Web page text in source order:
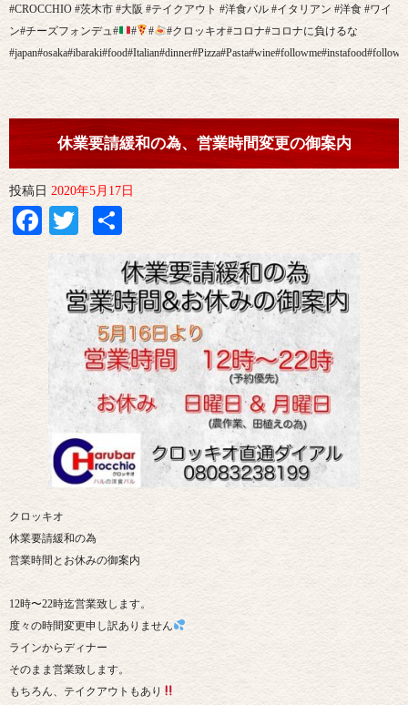
#CROCCHIO #茨木市 #大阪 #テイクアウト #洋食バル #イタリアン #洋食 #ワイ
ン#チーズフォンデュ#
# #
#クロッキオ#コロナ#コロナに負けるな
休業要請緩和の為、営業時間変更の御案内
投稿日 2020年5月17日
Facebook
Twitter
有
クロッキオ
休業要請緩和の為
営業時間とお休みの御案内
12時〜22時迄営業致します。
度々の時間変更申し訳ありません
ラインからディナー
そのまま営業致します。
もちろん、テイクアウトもあり